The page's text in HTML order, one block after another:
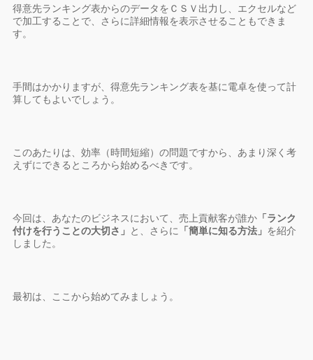
得意先ランキング表からのデータをＣＳＶ出力し、エクセルなど
で加工することで、さらに詳細情報を表示させることもできま
す。
手間はかかりますが、得意先ランキング表を基に電卓を使って計
算してもよいでしょう。
このあたりは、効率（時間短縮）の問題ですから、あまり深く考
えずにできるところから始めるべきです。
今回は、あなたのビジネスにおいて、売上貢献客が誰か 「ランク
付けを行うことの大切さ」 と、さらに 「簡単に知る方法」 を紹介
しました。
最初は、ここから始めてみましょう。